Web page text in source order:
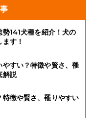
141犬種を紹介！犬の
す！
すい？特徴や賢さ、罹
解説
徴や賢さ、罹りやすい